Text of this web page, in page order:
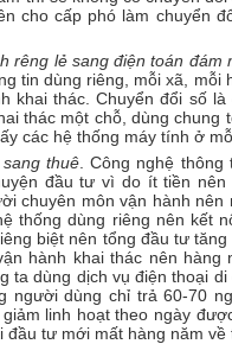
cho cấp phó làm chuyển
rêng lẻ sang điện toán đám
tin dùng riêng, mỗi xã, mỗi
khai thác. Chuyển đổi số
thác một chỗ, dùng chung
các hệ thống máy tính ở
thuê . Công nghệ
đầu tư vì do ít tiền
chuyên môn vận hành nên
thống dùng riêng nên kết
biệt nên tổng đầu tư
hành khai thác nên hàng
ta dùng dịch vụ điện thoại
người dùng chỉ trả 60-70
linh hoạt theo ngày
đầu tư mới mất hàng năm về